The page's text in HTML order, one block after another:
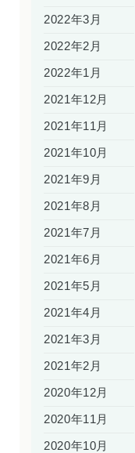
2022年3月
2022年2月
2022年1月
2021年12月
2021年11月
2021年10月
2021年9月
2021年8月
2021年7月
2021年6月
2021年5月
2021年4月
2021年3月
2021年2月
2020年12月
2020年11月
2020年10月